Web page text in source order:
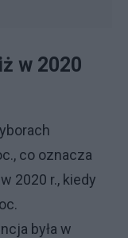
w 2020
co oznacza
2020 r., kiedy
była w